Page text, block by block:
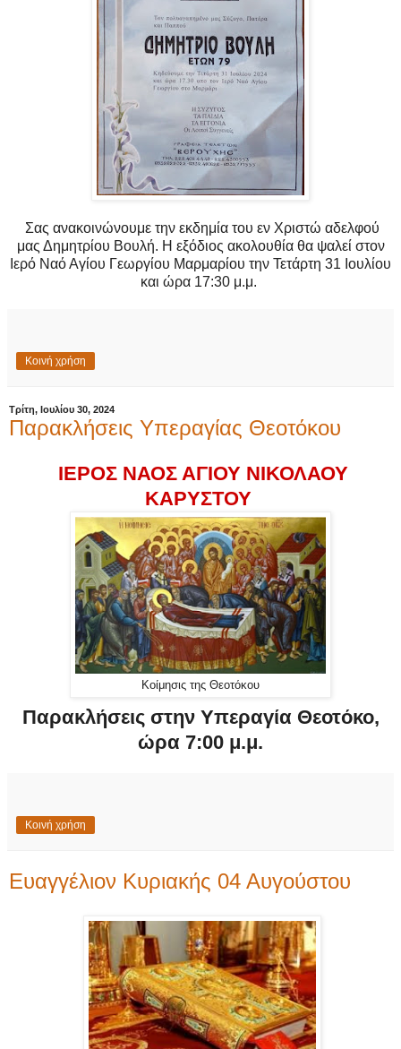
Σας ανακοινώνουμε την εκδημία του εν Χριστώ αδελφού
μας Δημητρίου Βουλή. Η εξόδιος ακολουθία θα ψαλεί στον
Ιερό Ναό Αγίου Γεωργίου Μαρμαρίου την Τετάρτη 31 Ιουλίου
και ώρα 17:30 μ.μ.
Κοινή χρήση
Τρίτη, Ιουλίου 30, 2024
Παρακλήσεις Υπεραγίας Θεοτόκου
ΙΕΡΟΣ ΝΑΟΣ ΑΓΙΟΥ ΝΙΚΟΛΑΟΥ
ΚΑΡΥΣΤΟΥ
Κοίμησις της Θεοτόκου
Παρακλήσεις στην Υπεραγία Θεοτόκο,
ώρα 7:00 μ.μ.
Κοινή χρήση
Ευαγγέλιον Κυριακής 04 Αυγούστου